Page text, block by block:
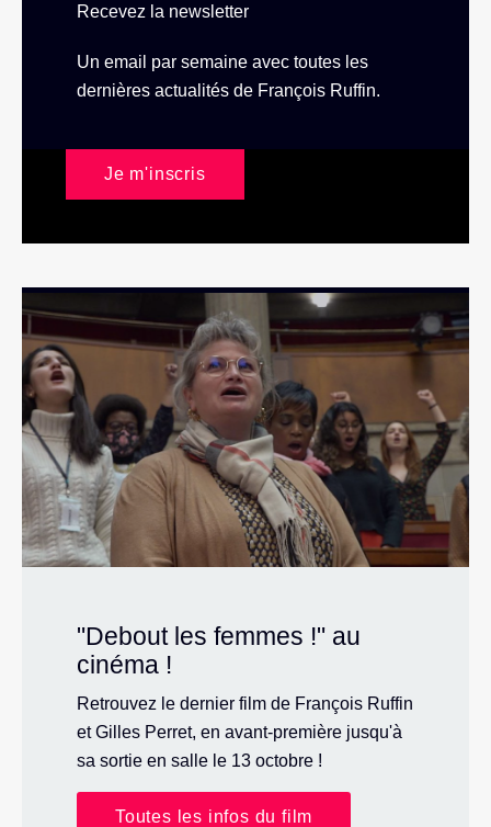
Recevez la newsletter
Un email par semaine avec toutes les
dernières actualités de François Ruffin.
Je m'inscris
"Debout les femmes !" au
cinéma !
Retrouvez le dernier film de François Ruffin
et Gilles Perret, en avant-première jusqu'à
sa sortie en salle le 13 octobre !
Toutes les infos du film